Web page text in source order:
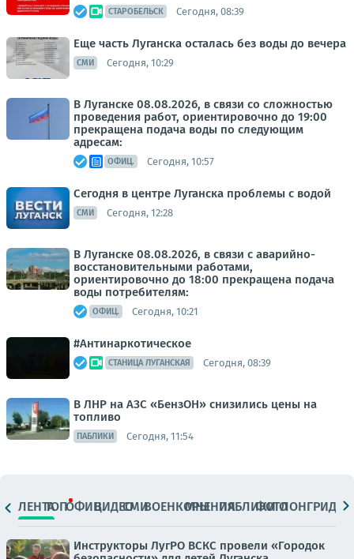
СТАРОБЕЛЬСК Сегодня, 08:39
Еще часть Луганска осталась без воды до вечера
СМИ Сегодня, 10:29
В Луганске 08.08.2026, в связи со сложностью
проведения работ, ориентировочно до 19:00
прекращена подача воды по следующим
адресам:
ОФИЦ. Сегодня, 10:57
Сегодня в центре Луганска проблемы с водой
СМИ Сегодня, 12:28
В Луганске 08.08.2026, в связи с аварийно-
восстановительными работами,
ориентировочно до 18:00 прекращена подача
воды потребителям:
ОФИЦ. Сегодня, 10:21
#Антинаркотическое
СТАНИЦА ЛУГАНСКАЯ Сегодня, 08:39
В ЛНР на АЗС «БензОН» снизились цены на
топливо
ПАБЛИКИ Сегодня, 11:54
ЛЕНТАТОПОФИЦ.ВИДЕОСМИВОЕНКОРЫМНЕНИЯПАБЛИКИ
ФОТОЛОНГРИДЫ
Инструкторы ЛугРО ВСКС провели «Городок